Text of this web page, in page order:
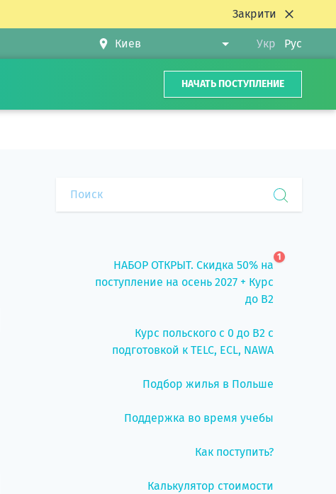
Закрити
Укр Рус
НАЧАТЬ ПОСТУПЛЕНИЕ
НАБОР ОТКРЫТ. Скидка 50% на
поступление на осень 2027 + Курс
до B2
1
Курс польского с 0 до B2 с
подготовкой к TELC, ECL, NAWA
Подбор жилья в Польше
Поддержка во время учебы
Как поступить?
Калькулятор стоимости